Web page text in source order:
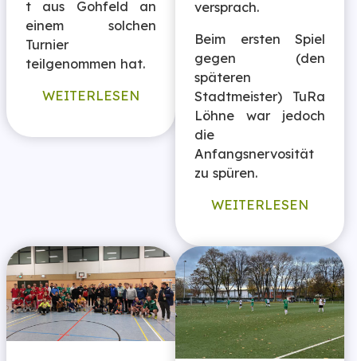
t aus Gohfeld an
einem solchen
Turnier
teilgenommen hat.
WEITERLESEN
versprach.
Beim ersten Spiel
gegen (den
späteren
Stadtmeister) TuRa
Löhne war jedoch
die
Anfangsnervosität
zu spüren.
WEITERLESEN